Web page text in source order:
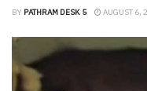
BY PATHRAM DESK 5 AUGUST 6,